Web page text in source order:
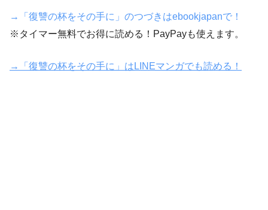
→「復讐の杯をその手に」のつづきはebookjapanで！
※タイマー無料でお得に読める！PayPayも使えます。
→「復讐の杯をその手に」はLINEマンガでも読める！